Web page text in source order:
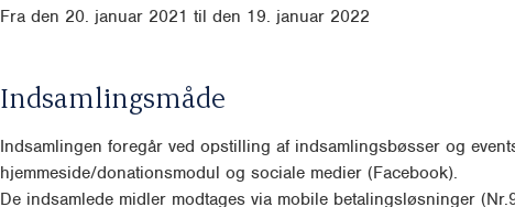
Fra den 20. januar 2021 til den 19. januar 2022
Indsamlingsmåde
Indsamlingen foregår ved opstilling af indsamlingsbøsser og
hjemmeside/donationsmodul og sociale medier (Facebook).
De indsamlede midler modtages via mobile betalingsløsninger